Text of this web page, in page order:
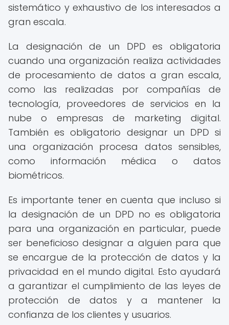
sistemático y exhaustivo de los interesados a
gran escala.
La designación de un DPD es obligatoria
cuando una organización realiza actividades
de procesamiento de datos a gran escala,
como las realizadas por compañías de
tecnología, proveedores de servicios en la
nube o empresas de marketing digital.
También es obligatorio designar un DPD si
una organización procesa datos sensibles,
como información médica o datos
biométricos.
Es importante tener en cuenta que incluso si
la designación de un DPD no es obligatoria
para una organización en particular, puede
ser beneficioso designar a alguien para que
se encargue de la protección de datos y la
privacidad en el mundo digital. Esto ayudará
a garantizar el cumplimiento de las leyes de
protección de datos y a mantener la
confianza de los clientes y usuarios.